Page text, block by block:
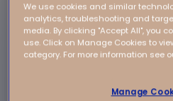
We use cookies and similar
analytics, troubleshooting and
media. By clicking "Accept All", you
use. Click on Manage Cookies to
category. For more information see
Manage